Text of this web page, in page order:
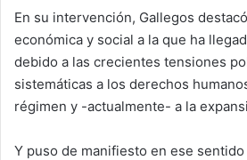
En su intervención, Gallegos
económica y social a la que ha
debido a las crecientes tensiones
sistemáticas a los derechos
régimen y -actualmente- a la
Y puso de manifiesto en ese